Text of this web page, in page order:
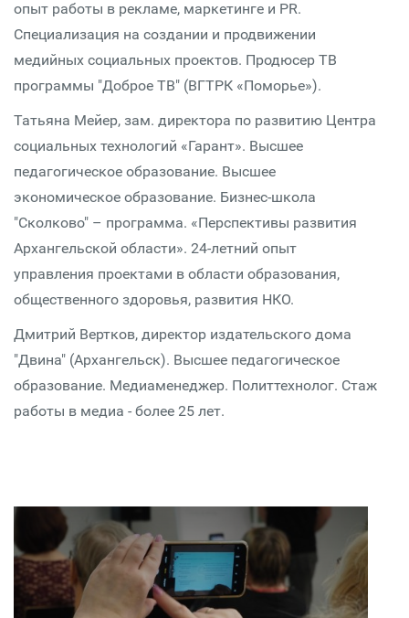
опыт работы в рекламе, маркетинге и PR.
Специализация на создании и продвижении
медийных социальных проектов. Продюсер ТВ
программы "Доброе ТВ" (ВГТРК «Поморье»).
Татьяна Мейер, зам. директора по развитию Центра
социальных технологий «Гарант». Высшее
педагогическое образование. Высшее
экономическое образование. Бизнес-школа
"Сколково" – программа. «Перспективы развития
Архангельской области». 24-летний опыт
управления проектами в области образования,
общественного здоровья, развития НКО.
Дмитрий Вертков, директор издательского дома
"Двина" (Архангельск). Высшее педагогическое
образование. Медиаменеджер. Политтехнолог. Стаж
работы в медиа - более 25 лет.